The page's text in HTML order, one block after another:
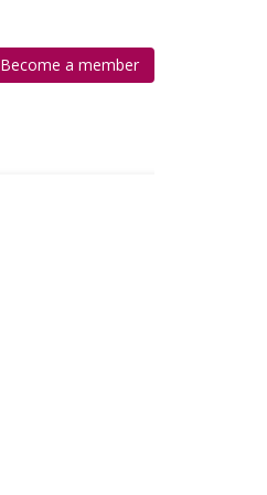
Become a member